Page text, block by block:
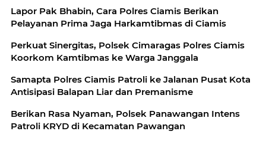
Lapor Pak Bhabin, Cara Polres Ciamis Berikan
Pelayanan Prima Jaga Harkamtibmas di Ciamis
Perkuat Sinergitas, Polsek Cimaragas Polres Ciamis
Koorkom Kamtibmas ke Warga Janggala
Samapta Polres Ciamis Patroli ke Jalanan Pusat Kota
Antisipasi Balapan Liar dan Premanisme
Berikan Rasa Nyaman, Polsek Panawangan Intens
Patroli KRYD di Kecamatan Pawangan